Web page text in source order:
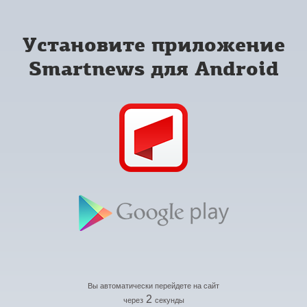
Установите приложение
Smartnews для Android
Вы автоматически перейдете на сайт
через 2 секунды